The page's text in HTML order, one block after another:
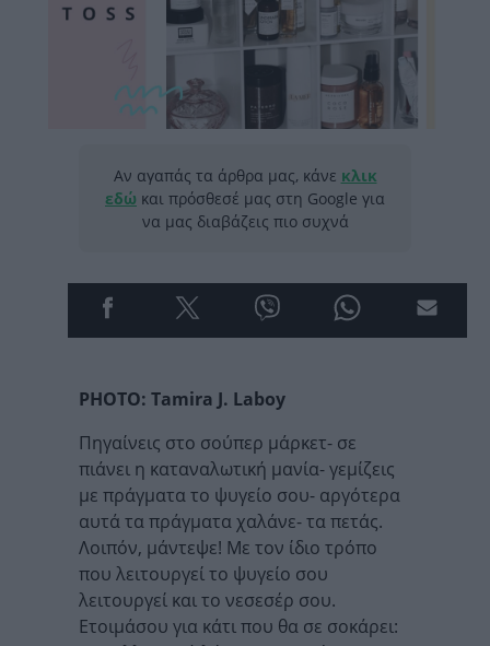
Αν αγαπάς τα άρθρα μας, κάνε κλικ
εδώ και πρόσθεσέ μας στη Google για
να μας διαβάζεις πιο συχνά
PHOTO: Tamira J. Laboy
Πηγαίνεις στο σούπερ μάρκετ- σε
πιάνει η καταναλωτική μανία- γεμίζεις
με πράγματα το ψυγείο σου- αργότερα
αυτά τα πράγματα χαλάνε- τα πετάς.
Λοιπόν, μάντεψε! Με τον ίδιο τρόπο
που λειτουργεί το ψυγείο σου
λειτουργεί και το νεσεσέρ σου.
Ετοιμάσου για κάτι που θα σε σοκάρει: